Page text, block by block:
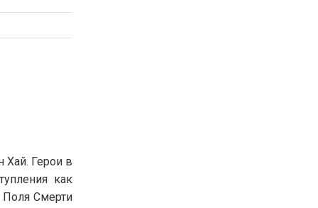
Хай. Герои в
как
Поля Смерти